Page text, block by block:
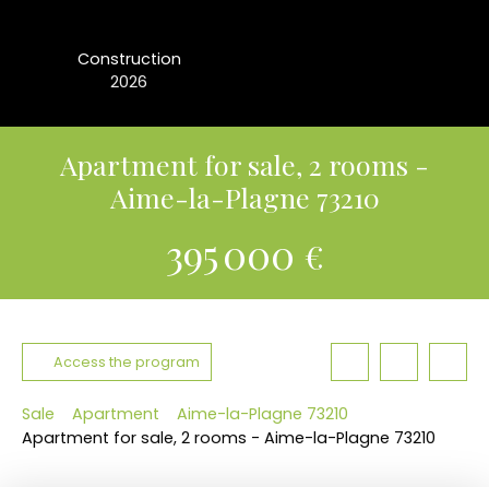
Construction
2026
Apartment for sale, 2 rooms -
Aime-la-Plagne 73210
395 000 €
Access the program
Sale Apartment
Aime-la-Plagne 73210
Apartment for sale, 2 rooms - Aime-la-Plagne 73210